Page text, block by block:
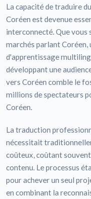
La capacité de traduire
Coréen est devenue
interconnecté. Que vous
marchés parlant Coréen,
d'apprentissage
développant une
vers Coréen comble le
millions de spectateurs
Coréen.
La traduction
nécessitait
coûteux, coûtant
contenu. Le processus
pour achever un seul
en combinant la